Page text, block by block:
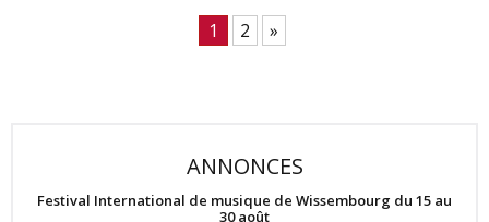
1
2 »
ANNONCES
Festival International de musique de Wissembourg du 15 au
30 août